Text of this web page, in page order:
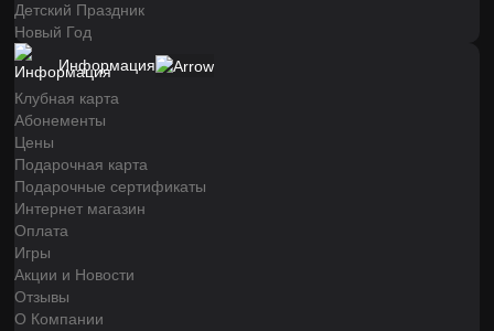
Детский Праздник
Новый Год
Информация
Клубная карта
Абонементы
Цены
Подарочная карта
Подарочные сертификаты
Интернет магазин
Оплата
Игры
Акции и Новости
Отзывы
О Компании